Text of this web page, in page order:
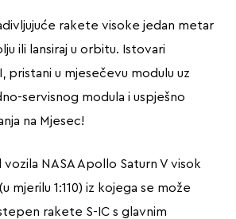
rakete visoke jedan metar
ili lansiraj u orbitu. Istovari
pristani u mjesečevu modulu uz
servisnog modula i uspješno
na Mjesec!
vozila NASA Apollo Saturn V visok
mjerilu 1:110) iz kojega se može
rakete S-IC s glavnim